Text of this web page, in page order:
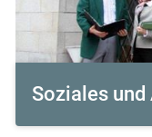
Soziales und